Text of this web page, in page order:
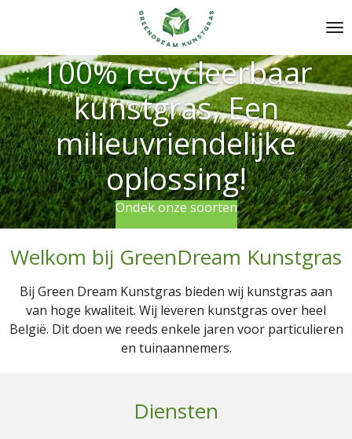
naar
de
hoofdinhoud
100% recycleerbaar
kunstgras, Een
milieuvriendelijke
oplossing!
Ondek onze soorten
Welkom bij GreenDream Kunstgras
Bij Green Dream Kunstgras bieden wij kunstgras aan
van hoge kwaliteit. Wij leveren kunstgras over heel
België. Dit doen we reeds enkele jaren voor particulieren
en tuinaannemers.
Diensten